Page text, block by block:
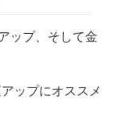
ップ、そして金
ップにオススメ